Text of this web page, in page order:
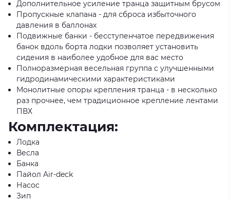
Дополнительное усиление транца защитным брусом
Пропускные клапана - для сброса избыточного
давления в баллонах
Подвижные банки - бесступенчатое передвижения
банок вдоль борта лодки позволяет установить
сидения в наиболее удобное для вас место
Полноразмерная весельная группа с улучшенными
гидродинамическими характеристиками
Монолитные опоры крепления транца - в несколько
раз прочнее, чем традиционное крепление лентами
ПВХ
Комплектация:
Лодка
Весла
Банка
Пайол Air-deck
Насос
Зип